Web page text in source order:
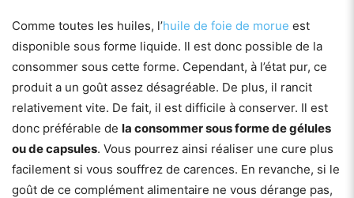
Comme toutes les huiles, l’huile de foie de morue est
disponible sous forme liquide. Il est donc possible de la
consommer sous cette forme. Cependant, à l’état pur, ce
produit a un goût assez désagréable. De plus, il rancit
relativement vite. De fait, il est difficile à conserver. Il est
donc préférable de la consommer sous forme de gélules
ou de capsules. Vous pourrez ainsi réaliser une cure plus
facilement si vous souffrez de carences. En revanche, si le
goût de ce complément alimentaire ne vous dérange pas,